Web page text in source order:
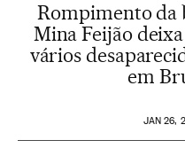
Rompimento da
Mina Feijão
vários
em
JAN 26,